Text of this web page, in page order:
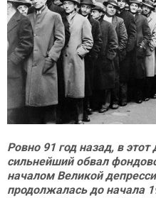
Ровно 91 год назад, в
сильнейший обвал
началом Великой
продолжалась до начала